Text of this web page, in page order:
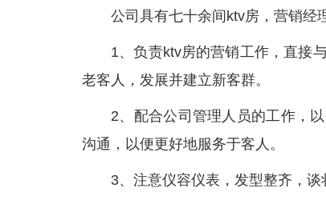
公司具有七十余间ktv房，营销经
1、负责ktv房的营销工作，直接
老客人，发展并建立新客群。
2、配合公司管理人员的工作，
沟通，以便更好地服务于客人。
3、注意仪容仪表，发型整齐，谈